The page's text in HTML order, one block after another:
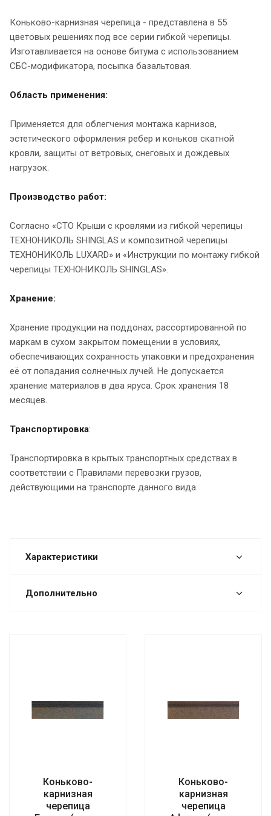
Коньково-карнизная черепица - представлена в 55
цветовых решениях под все серии гибкой черепицы.
Изготавливается на основе битума с использованием
СБС-модификатора, посыпка базальтовая.
Область применения:
Применяется для облегчения монтажа карнизов,
эстетического оформления ребер и коньков скатной
кровли, защиты от ветровых, снеговых и дождевых
нагрузок.
Производство работ:
Согласно «СТО Крыши с кровлями из гибкой черепицы
ТЕХНОНИКОЛЬ SHINGLAS и композитной черепицы
ТЕХНОНИКОЛЬ LUXARD» и «Инструкции по монтажу гибкой
черепицы ТЕХНОНИКОЛЬ SHINGLAS».
Хранение:
Хранение продукции на поддонах, рассортированной по
маркам в сухом закрытом помещении в условиях,
обеспечивающих сохранность упаковки и предохранения
её от попадания солнечных лучей. Не допускается
хранение материалов в два яруса. Срок хранения 18
месяцев.
Транспортировка:
Транспортировка в крытых транспортных средствах в
соответствии с Правилами перевозки грузов,
действующими на транспорте данного вида.
Характеристики
Дополнительно
Коньково-
карнизная
черепица
Коньково-
карнизная
черепица